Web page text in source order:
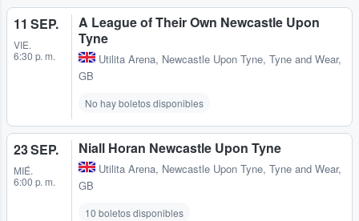
11 SEP.
VIE.
6:30 p. m.
A League of Their Own Newcastle Upon
Tyne
Utilita Arena, Newcastle Upon Tyne, Tyne and Wear,
GB
No hay boletos disponibles
23 SEP.
MIÉ.
6:00 p. m.
Niall Horan Newcastle Upon Tyne
Utilita Arena, Newcastle Upon Tyne, Tyne and Wear,
GB
10 boletos disponibles